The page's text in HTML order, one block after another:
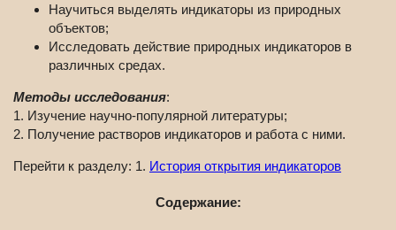
Научиться выделять индикаторы из природных
объектов;
Исследовать действие природных индикаторов в
различных средах.
Методы исследования:
1. Изучение научно-популярной литературы;
2. Получение растворов индикаторов и работа с ними.
Перейти к разделу: 1. История открытия индикаторов
Содержание: